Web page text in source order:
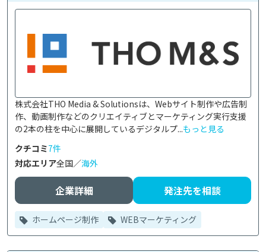
株式会社THO Media & Solutionsは、Webサイト制作や広告制
作、動画制作などのクリエイティブとマーケティング実行支援
の2本の柱を中心に展開しているデジタルプ...もっと見る
クチコミ7件
対応エリア全国／海外
企業詳細 発注先を相談
ホームページ制作 WEBマーケティング